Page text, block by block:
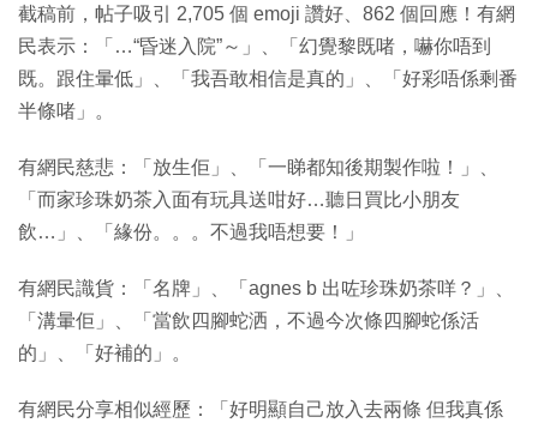
截稿前，帖子吸引 2,705 個 emoji 讚好、862 個回應！有網
民表示：「…“昏迷入院”～」、「幻覺黎既啫，嚇你唔到
既。跟住暈低」、「我吾敢相信是真的」、「好彩唔係剩番
半條啫」。
有網民慈悲：「放生佢」、「一睇都知後期製作啦！」、
「而家珍珠奶茶入面有玩具送咁好…聽日買比小朋友
飲…」、「緣份。。。不過我唔想要！」
有網民識貨：「名牌」、「agnes b 出咗珍珠奶茶咩？」、
「溝暈佢」、「當飲四腳蛇洒，不過今次條四腳蛇係活
的」、「好補的」。
有網民分享相似經歷：「好明顯自己放入去兩條 但我真係